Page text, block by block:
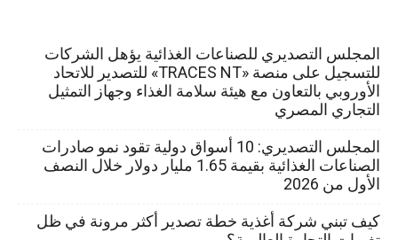
المجلس التصديري للصناعات الغذائية يؤهل الشركات
للتسجيل على منصة «TRACES NT» للتصدير للاتحاد
الأوروبي بالتعاون مع هيئة سلامة الغذاء وجهاز التمثيل
التجاري المصري
المجلس التصديري: 10 أسواق دولية تقود نمو صادرات
الصناعات الغذائية بقيمة 1.65 مليار دولار خلال النصف
الأول من 2026
كيف تبني شركة أغذية خطة تصدير أكثر مرونة في ظل